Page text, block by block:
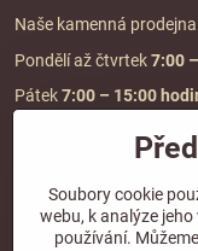
Naše kamenná
Pondělí až čtvrtek7:00
Pátek7:00 – 15:00
Doprava a
DOPRAVA ZDARMA
Soubory cookie
webu, k analýze
používání.